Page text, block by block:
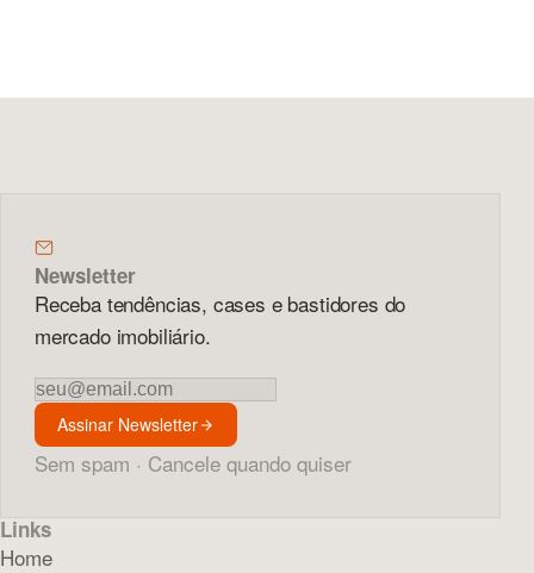
Newsletter
Receba tendências, cases e bastidores do
mercado imobiliário.
Newsletter
Assinar Newsletter
Sem spam · Cancele quando quiser
Links
Home